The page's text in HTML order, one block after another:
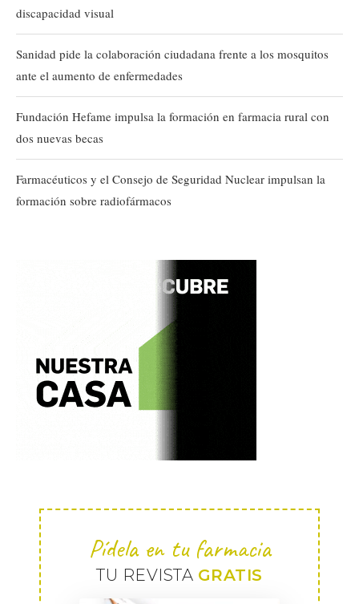
discapacidad visual
Sanidad pide la colaboración ciudadana frente a los mosquitos
ante el aumento de enfermedades
Fundación Hefame impulsa la formación en farmacia rural con
dos nuevas becas
Farmacéuticos y el Consejo de Seguridad Nuclear impulsan la
formación sobre radiofármacos
Pídela en tu farmacia
TU REVISTA GRATIS